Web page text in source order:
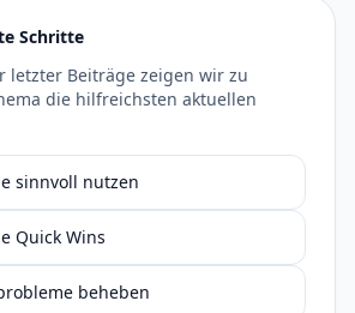
Schritte
letzter Beiträge zeigen wir zu
die hilfreichsten aktuellen
sinnvoll nutzen
Quick Wins
beheben